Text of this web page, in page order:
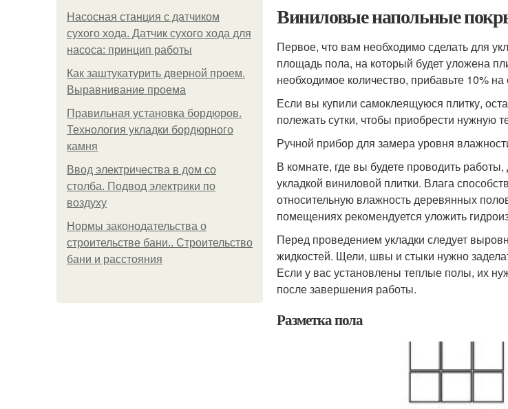
Насосная станция с датчиком
сухого хода. Датчик сухого хода для
насоса: принцип работы
Как заштукатурить дверной проем.
Выравнивание проема
Правильная установка бордюров.
Технология укладки бордюрного
камня
Ввод электричества в дом со
столба. Подвод электрики по
воздуху
Нормы законодательства о
строительстве бани.. Строительство
бани и расстояния
Виниловые напольные
Первое, что вам необходимо сделать для
площадь пола, на который будет уложена
необходимое количество, прибавьте 10%
Если вы купили самоклеящуюся плитку,
полежать сутки, чтобы приобрести нужную
Ручной прибор для замера уровня
В комнате, где вы будете проводить
укладкой виниловой плитки. Влага
относительную влажность деревянных
помещениях рекомендуется уложить
Перед проведением укладки следует
жидкостей. Щели, швы и стыки нужно
Если у вас установлены теплые полы, их
после завершения работы.
Разметка пола